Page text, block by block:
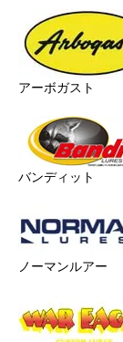
アーボガスト
バンディット
ノーマンルアー